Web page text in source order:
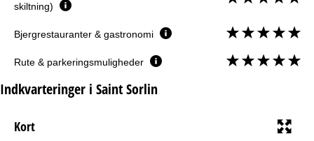
skiltning)
Bjergrestauranter & gastronomi
Rute & parkeringsmuligheder
Indkvarteringer i Saint Sorlin
Kort